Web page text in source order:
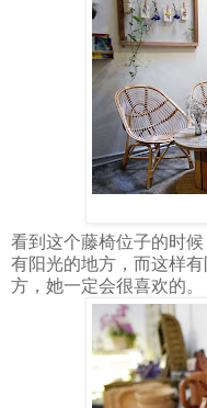
看到这个藤椅位子的时
有阳光的地方，而这样
方，她一定会很喜欢的。